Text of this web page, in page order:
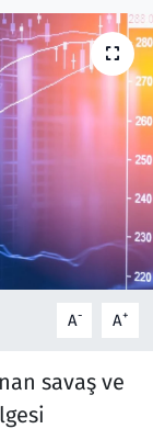
A- A+
savaş ve